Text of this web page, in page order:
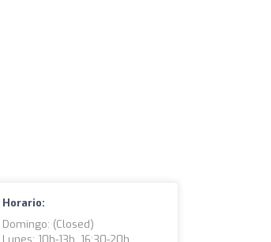
Horario:
Domingo: (closed)